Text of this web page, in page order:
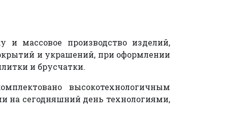
и массовое производство изделий,
и украшений, при оформлении
и брусчатки.
высокотехнологичным
на сегодняшний день технологиями,